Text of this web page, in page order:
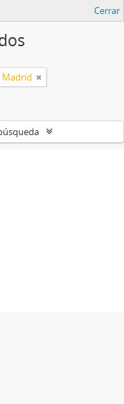
Cerrar
Madrid